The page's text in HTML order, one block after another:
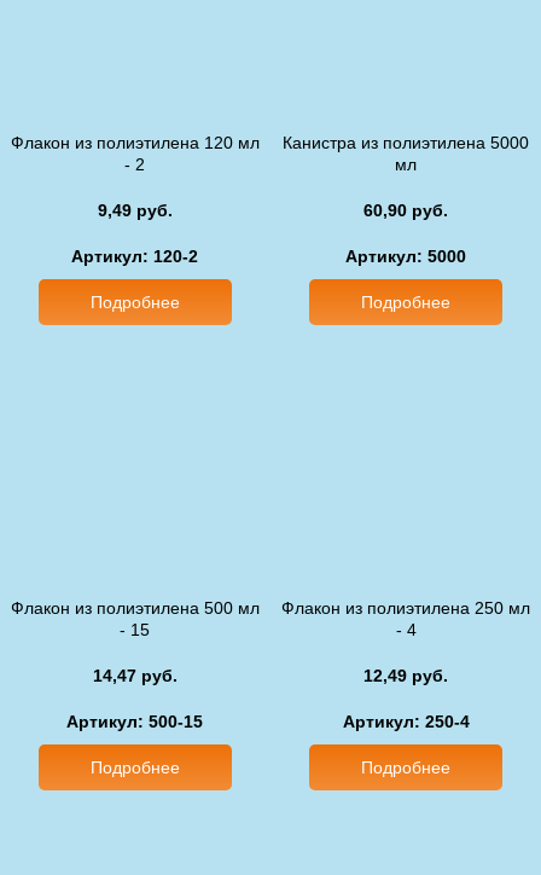
Флакон из полиэтилена 120 мл
- 2
9,49 руб.
Артикул: 120-2
Подробнее
Канистра из полиэтилена 5000
мл
60,90 руб.
Артикул: 5000
Подробнее
Флакон из полиэтилена 500 мл
- 15
14,47 руб.
Артикул: 500-15
Подробнее
Флакон из полиэтилена 250 мл
- 4
12,49 руб.
Артикул: 250-4
Подробнее